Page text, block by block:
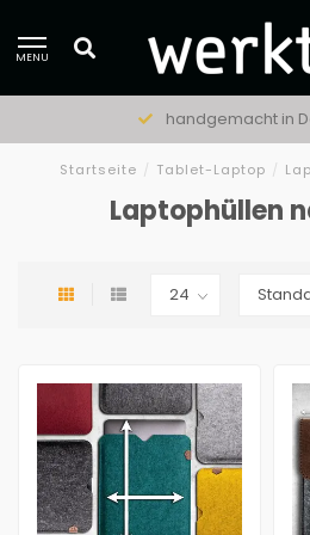
MENU
handgemacht in
Startseite / Tablet-Laptop /
Laptophüllen